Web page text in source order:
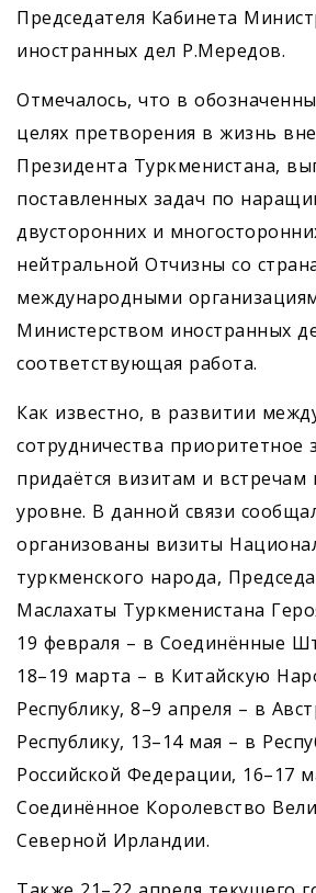
Председателя Кабинета
иностранных дел Р.Мередов.
Отмечалось, что в
целях претворения в жизнь
Президента Туркменистана,
поставленных задач по
двусторонних и
нейтральной Отчизны со
международными
Министерством иностранных
соответствующая работа.
Как известно, в развитии
сотрудничества приоритетное
придаётся визитам и
уровне. В данной связи
организованы визиты
туркменского народа,
Маслахаты Туркменистана
19 февраля – в Соединённые
18–19 марта – в Китайскую
Республику, 8–9 апреля – в
Республику, 13–14 мая – в
Российской Федерации, 16–17
Соединённое Королевство
Северной Ирландии.